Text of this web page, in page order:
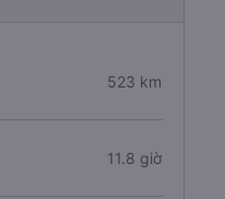
523 km
11.8 giờ